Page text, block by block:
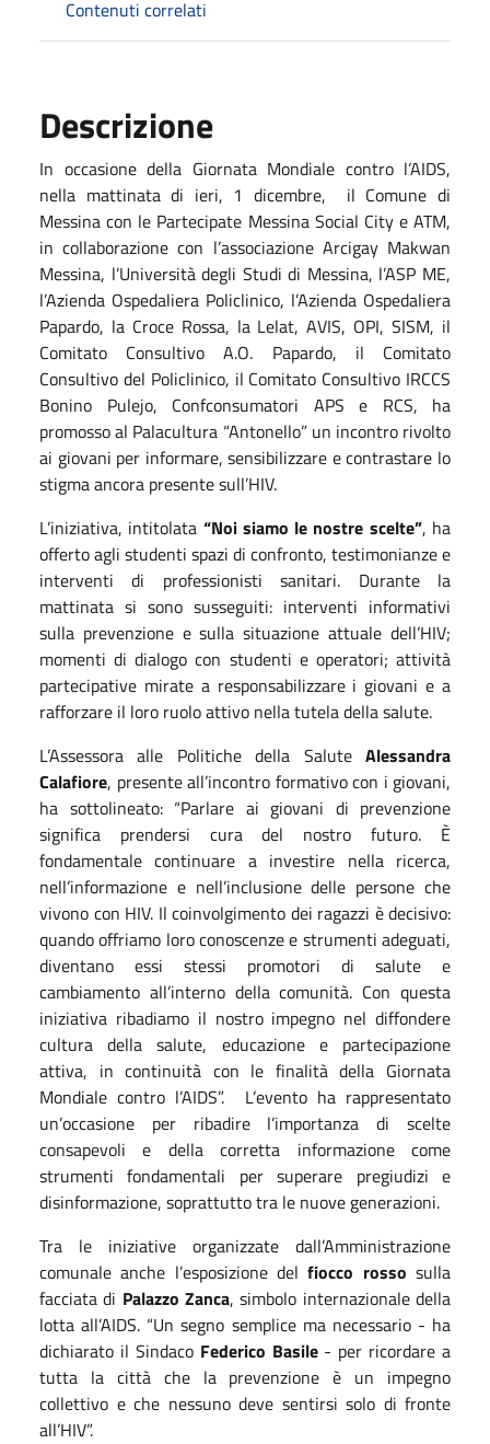
Contenuti correlati
Descrizione
In occasione della Giornata Mondiale contro l’AIDS,
nella mattinata di ieri, 1 dicembre,
il Comune di
Messina con le Partecipate Messina Social City e ATM,
in collaborazione con l’associazione Arcigay Makwan
Messina, l’Università degli Studi di Messina, l’ASP ME,
l’Azienda Ospedaliera Policlinico, l’Azienda Ospedaliera
Papardo, la Croce Rossa, la Lelat, AVIS, OPI, SISM, il
Comitato Consultivo A.O. Papardo, il Comitato
Consultivo del Policlinico, il Comitato Consultivo IRCCS
Bonino Pulejo, Confconsumatori APS e RCS, ha
promosso al Palacultura “Antonello” un incontro rivolto
ai giovani per informare, sensibilizzare e contrastare lo
stigma ancora presente sull’HIV.
L’iniziativa, intitolata “Noi siamo le nostre scelte”, ha
offerto agli studenti spazi di confronto, testimonianze e
interventi di professionisti sanitari. Durante la
mattinata si sono susseguiti: interventi informativi
sulla prevenzione e sulla situazione attuale dell’HIV;
momenti di dialogo con studenti e operatori; attività
partecipative mirate a responsabilizzare i giovani e a
rafforzare il loro ruolo attivo nella tutela della salute.
L’Assessora alle Politiche della Salute Alessandra
Calafiore, presente all’incontro formativo con i giovani,
ha sottolineato: “Parlare ai giovani di prevenzione
significa prendersi cura del nostro futuro. È
fondamentale continuare a investire nella ricerca,
nell’informazione e nell’inclusione delle persone che
vivono con HIV. Il coinvolgimento dei ragazzi è decisivo:
quando offriamo loro conoscenze e strumenti adeguati,
diventano essi stessi promotori di salute e
cambiamento all’interno della comunità. Con questa
iniziativa ribadiamo il nostro impegno nel diffondere
cultura della salute, educazione e partecipazione
attiva, in continuità con le finalità della Giornata
Mondiale contro l’AIDS”.
L’evento ha rappresentato
un’occasione per ribadire l’importanza di scelte
consapevoli e della corretta informazione come
strumenti fondamentali per superare pregiudizi e
disinformazione, soprattutto tra le nuove generazioni.
Tra le iniziative organizzate dall’Amministrazione
comunale anche l’esposizione del fiocco rossosulla
facciata di Palazzo Zanca, simbolo internazionale della
lotta all’AIDS. “Un segno semplice ma necessario - ha
dichiarato il Sindaco Federico Basile- per ricordare a
tutta la città che la prevenzione è un impegno
collettivo e che nessuno deve sentirsi solo di fronte
all’HIV”.